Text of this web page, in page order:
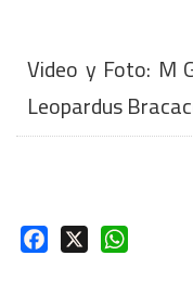
Video y Foto: M
Leopardus
Facebook